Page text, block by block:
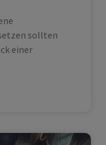
sollten
einer